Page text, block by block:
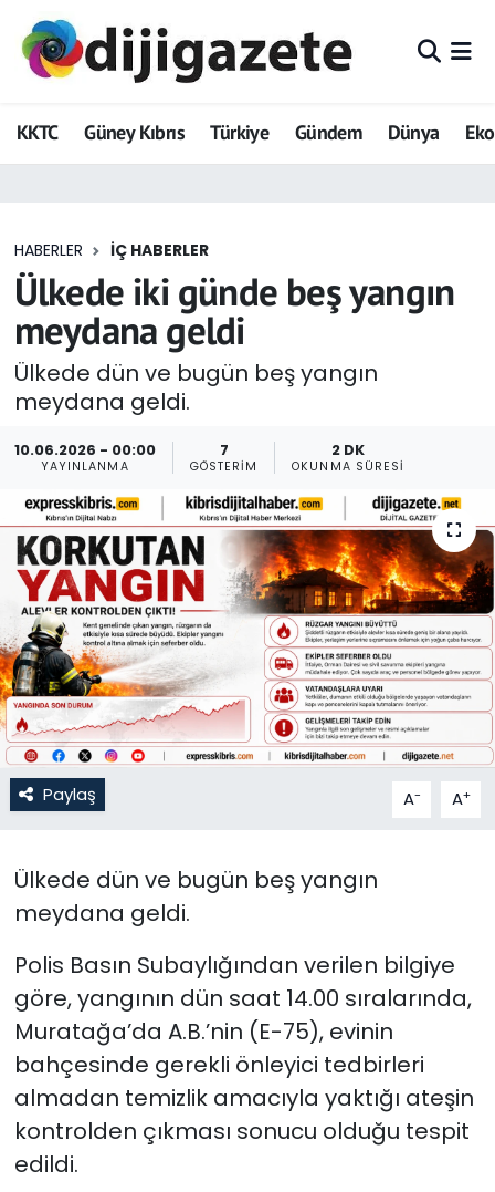
KKTC Güney Kıbrıs Türkiye Gündem Dünya
HABERLER İÇ HABERLER
Ülkede iki günde beş yangın
meydana geldi
Ülkede dün ve bugün beş yangın
meydana geldi.
10.06.2026 - 00:00
YAYINLANMA
7
GÖSTERIM
2 DK
OKUNMA SÜRESI
Paylaş A- A+
Ülkede dün ve bugün beş yangın
meydana geldi.
Polis Basın Subaylığından verilen bilgiye
göre, yangının dün saat 14.00 sıralarında,
Muratağa’da A.B.’nin (E-75), evinin
bahçesinde gerekli önleyici tedbirleri
almadan temizlik amacıyla yaktığı ateşin
kontrolden çıkması sonucu olduğu tespit
edildi.
ADVERTORIAL
Dijigazete
Eğitim
Ekonomi
Foto Galeri
Güncel
Gündem
KKTC
KKTC YEREL SEÇİM 2018
Kültür Sanat
Magazin
Moda
Nöbetçi Eczaneler
Otomobil Dünyası
Politika
SAĞLIK
Spor
Teknoloji
Hava Durumu
Trafik Durumu
Tüm Manşetler
Son Dakika Haberleri
Haber Arşivi